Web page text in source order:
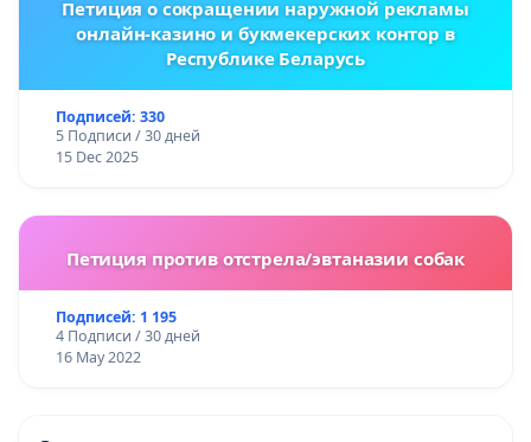
Петиция о сокращении наружной рекламы
онлайн-казино и букмекерских контор в
Республике Беларусь
Подписей: 330
5 Подписи / 30 дней
15 Dec 2025
Петиция против отстрела/эвтаназии собак
Подписей: 1 195
4 Подписи / 30 дней
16 May 2022